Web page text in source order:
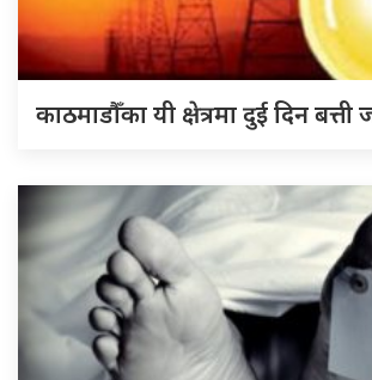
काठमाडौँका यी क्षेत्रमा दुई दिन बत्ती